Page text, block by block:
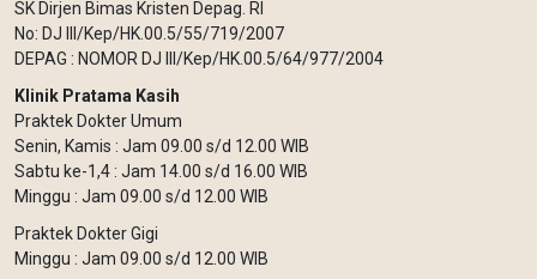
SK Dirjen Bimas Kristen Depag. RI
No: DJ III/Kep/HK.00.5/55/719/2007
DEPAG : NOMOR DJ III/Kep/HK.00.5/64/977/2004
Klinik Pratama Kasih
Praktek Dokter Umum
Senin, Kamis : Jam 09.00 s/d 12.00 WIB
Sabtu ke-1,4 : Jam 14.00 s/d 16.00 WIB
Minggu : Jam 09.00 s/d 12.00 WIB
Praktek Dokter Gigi
Minggu : Jam 09.00 s/d 12.00 WIB